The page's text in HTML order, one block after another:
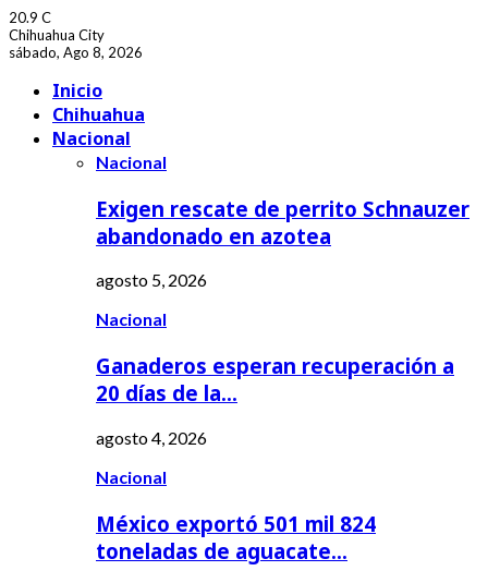
20.9 C
Chihuahua City
sábado, Ago 8, 2026
Inicio
Chihuahua
Nacional
Nacional
Exigen rescate de perrito Schnauzer
abandonado en azotea
agosto 5, 2026
Nacional
Ganaderos esperan recuperación a
20 días de la…
agosto 4, 2026
Nacional
México exportó 501 mil 824
toneladas de aguacate…